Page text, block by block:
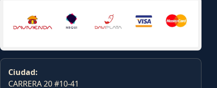
Ciudad:
CARRERA 20 #10-41